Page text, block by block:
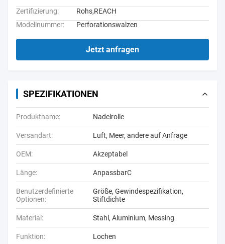
Zertifizierung:
Rohs,REACH
Modellnummer:
Perforationswalzen
Jetzt anfragen
SPEZIFIKATIONEN
Produktname: Nadelrolle
Versandart: Luft, Meer, andere auf Anfrage
OEM: Akzeptabel
Länge: AnpassbarC
Benutzerdefinierte
Optionen:
Größe, Gewindespezifikation,
Stiftdichte
Material: Stahl, Aluminium, Messing
Funktion: Lochen